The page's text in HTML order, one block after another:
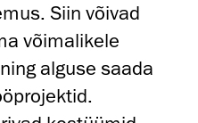
Siin võivad
võimalikele
alguse saada